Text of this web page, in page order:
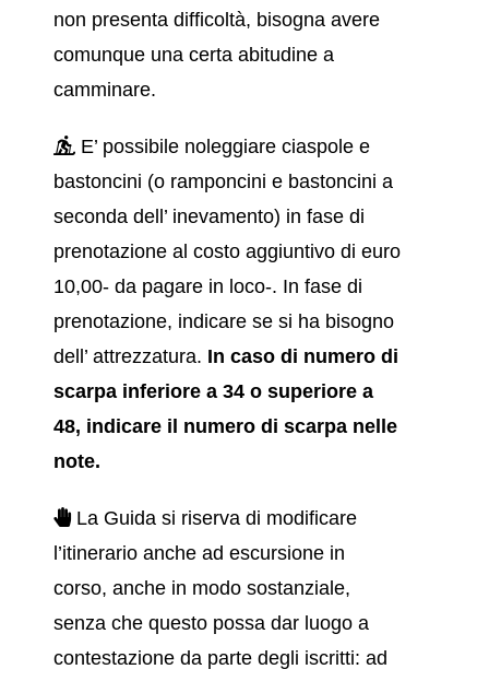
non presenta difficoltà, bisogna avere
comunque una certa abitudine a
camminare.
E’ possibile noleggiare ciaspole e
bastoncini (o ramponcini e bastoncini a
seconda dell’ inevamento) in fase di
prenotazione al costo aggiuntivo di euro
10,00- da pagare in loco-. In fase di
prenotazione, indicare se si ha bisogno
dell’ attrezzatura. In caso di numero di
scarpa inferiore a 34 o superiore a
48, indicare il numero di scarpa nelle
note.
La Guida si riserva di modificare
l’itinerario anche ad escursione in
corso, anche in modo sostanziale,
senza che questo possa dar luogo a
contestazione da parte degli iscritti: ad